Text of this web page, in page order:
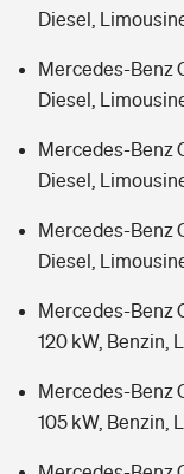
Diesel,
Mercedes-Benz
Diesel,
Mercedes-Benz
Diesel,
Mercedes-Benz
Diesel,
Mercedes-Benz
120 kW, Benzin,
Mercedes-Benz
105 kW, Benzin,